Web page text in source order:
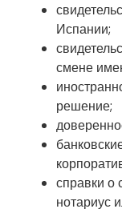
Испании;
смене
решение;
справки о
нотариус